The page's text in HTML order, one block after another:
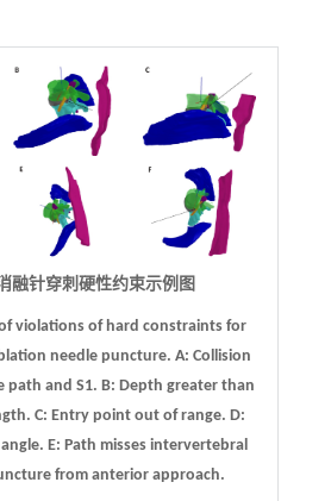
融针穿刺硬性约束示例图
violations of hard constraints for
needle puncture.A: Collision
path and S1. B: Depth greater than
C: Entry point out of range.D:
E: Path misses intervertebral
from anterior approach.